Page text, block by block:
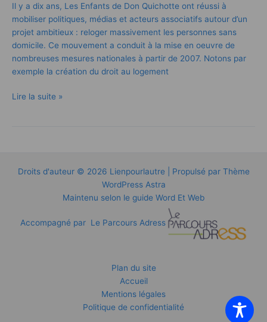
Il y a dix ans, Les Enfants de Don Quichotte ont réussi à
mobiliser politiques, médias et acteurs associatifs autour d’un
projet ambitieux : reloger massivement les personnes sans
domicile. Ce mouvement a conduit à la mise en oeuvre de
nombreuses mesures nationales à partir de 2007. Notons par
exemple la création du droit au logement
Lire la suite »
Droits d'auteur © 2026 Lienpourlautre | Propulsé par Thème
WordPress Astra
Maintenu selon le guide Word Et Web
Accompagné par Le Parcours Adress
Plan du site
Accueil
Mentions légales
Politique de confidentialité